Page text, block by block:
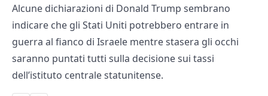
Alcune dichiarazioni di Donald Trump sembrano
indicare che gli Stati Uniti potrebbero entrare in
guerra al fianco di Israele mentre stasera gli occhi
saranno puntati tutti sulla decisione sui tassi
dell’istituto centrale statunitense.